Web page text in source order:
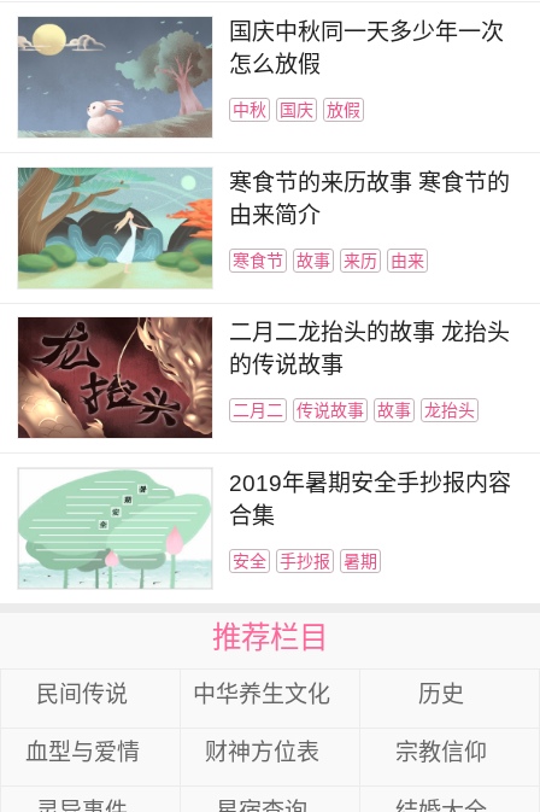
国庆中秋同一天多少年一次
怎么放假
中秋 国庆 放假
寒食节的来历故事 寒食节的
由来简介
寒食节 故事 来历 由来
二月二龙抬头的故事 龙抬头
的传说故事
二月二 传说故事 故事 龙抬头
2019年暑期安全手抄报内容
合集
安全 手抄报 暑期
推荐栏目
民间传说 中华养生文化 历史
血型与爱情 财神方位表 宗教信仰